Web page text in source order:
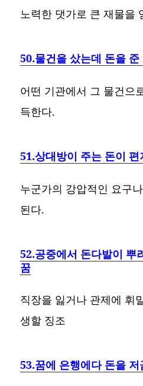
노력한 댓가로 큰 재물을
50.물건을 샀는데 돈을
어떤 기관에서 그 물건으
득한다.
51.상대방이 주는 돈이
누군가의 강압적인 요구
된다.
52.공중에서 돈다발이 뿌
꿈
직장을 잃거나 관제에 휘
생할 징조
53.꿈에 은행에다 돈을 저